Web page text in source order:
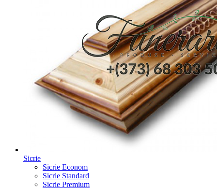
Sicrie
Sicrie Econom
Sicrie Standard
Sicrie Premium